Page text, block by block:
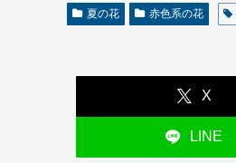
夏の花 赤色系の花
X
LINE